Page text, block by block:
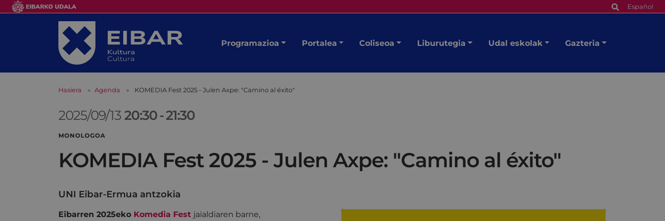
Español
Programazioa Portalea Coliseoa Liburutegia Udal eskolak Gazteria
Hasiera Agenda KOMEDIA Fest 2025 - Julen Axpe: "Camino al éxito"
2025/09/1320:30-21:30
MONOLOGOA
KOMEDIA Fest 2025 - Julen Axpe: "Camino al éxito"
UNI Eibar-Ermua antzokia
Eibarren 2025eko Komedia Fest jaialdiaren barne,